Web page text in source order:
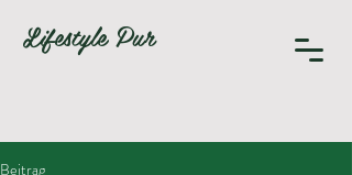
Lifestyle Pur
Beitrag